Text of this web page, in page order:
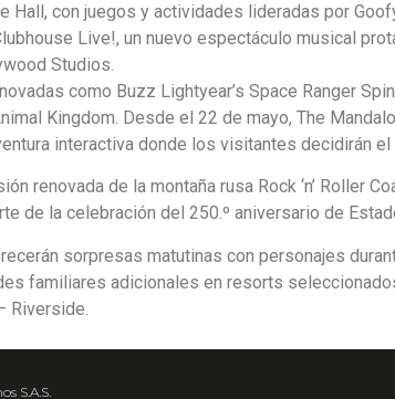
Hall, con juegos y actividades lideradas por
Live!, un nuevo espectáculo musical
Studios.
como Buzz Lightyear’s Space Ranger
Kingdom. Desde el 22 de mayo, The
interactiva donde los visitantes decidirán el
renovada de la montaña rusa Rock ‘n’ Roller
de la celebración del 250.º aniversario de
sorpresas matutinas con personajes
familiares adicionales en resorts
Riverside.
S.A.S.